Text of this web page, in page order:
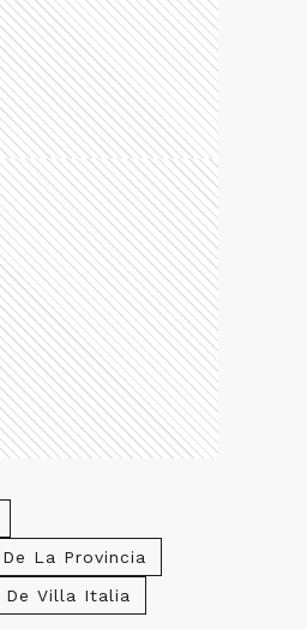
La Provincia
Villa Italia